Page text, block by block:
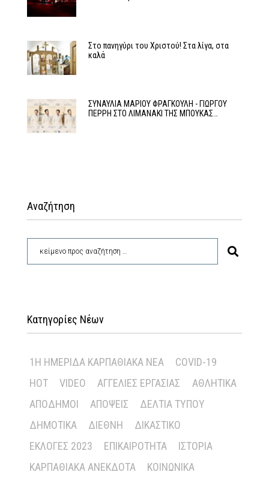
Στο πανηγύρι του Χριστού! Στα λίγα, στα
καλά
ΣΥΝΑΥΛΙΑ ΜΑΡΙΟΥ ΦΡΑΓΚΟΥΛΗ - ΓΙΩΡΓΟΥ
ΠΕΡΡΗ ΣΤΟ ΛΙΜΑΝΑΚΙ ΤΗΣ ΜΠΟΥΚΑΣ…
Αναζήτηση
Κατηγορίες Νέων
1Η ΗΜΕΡΊΔΑ ΚΑΡΠΑΘΙΑΚΆ ΝΈΑ
COVID-19
HOT
VIDEO ΑΓΓΕΛΊΕΣ ΕΡΓΑΣΊΑΣ
ΑΘΛΗΤΙΚΆ
ΑΠΌΔΗΜΟΙ
ΑΠΌΨΕΙΣ
ΔΕΛΤΊΑ ΤΎΠΟΥ
ΔΗΜΟΤΙΚΆ
ΔΙΕΘΝΉ
ΔΙΚΑΣΤΙΚΌ
ΕΚΛΟΓΈΣ 2023
ΕΠΙΚΑΙΡΌΤΗΤΑ
ΙΣΤΟΡΊΑ
ΚΑΡΠΑΘΙΑΚΆ ΑΝΈΚΔΟΤΑ
ΚΟΙΝΩΝΙΚΆ